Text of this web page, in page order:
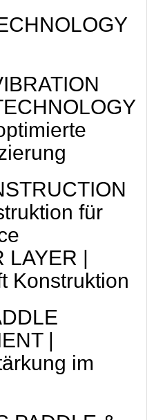
für
LAYER |
Konstruktion
|
im